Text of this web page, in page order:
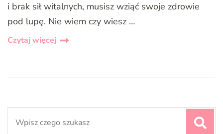
i brak sił witalnych, musisz wziąć swoje zdrowie
pod lupę. Nie wiem czy wiesz …
Czytaj więcej